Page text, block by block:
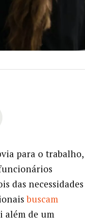
para o trabalho,
das necessidades
buscam
além de um